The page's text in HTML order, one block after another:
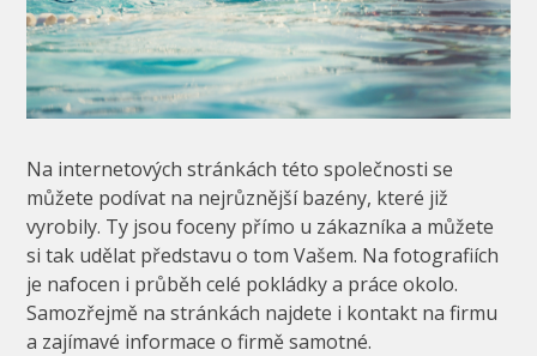
Na internetových stránkách této společnosti se
můžete podívat na nejrůznější bazény, které již
vyrobily. Ty jsou foceny přímo u zákazníka a můžete
si tak udělat představu o tom Vašem. Na fotografiích
je nafocen i průběh celé pokládky a práce okolo.
Samozřejmě na stránkách najdete i kontakt na firmu
a zajímavé informace o firmě samotné.